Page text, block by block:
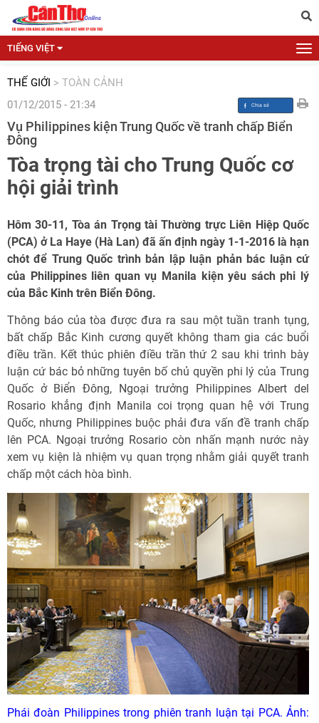
TIẾNG VIỆT
THẾ GIỚI > TOÀN CẢNH
01/12/2015 - 21:34
Vụ Philippines kiện Trung Quốc về tranh chấp Biển
Đông
Tòa trọng tài cho Trung Quốc cơ
hội giải trình
Hôm 30-11, Tòa án Trọng tài Thường trực Liên Hiệp Quốc
(PCA) ở La Haye (Hà Lan) đã ấn định ngày 1-1-2016 là hạn
chót để Trung Quốc trình bản lập luận phản bác luận cứ
của Philippines liên quan vụ Manila kiện yêu sách phi lý
của Bắc Kinh trên Biển Đông.
Thông báo của tòa được đưa ra sau một tuần tranh tụng,
bất chấp Bắc Kinh cương quyết không tham gia các buổi
điều trần. Kết thúc phiên điều trần thứ 2 sau khi trình bày
luận cứ bác bỏ những tuyên bố chủ quyền phi lý của Trung
Quốc ở Biển Đông, Ngoại trưởng Philippines Albert del
Rosario khẳng định Manila coi trọng quan hệ với Trung
Quốc, nhưng Philippines buộc phải đưa vấn đề tranh chấp
lên PCA. Ngoại trưởng Rosario còn nhấn mạnh nước này
xem vụ kiện là nhiệm vụ quan trọng nhằm giải quyết tranh
chấp một cách hòa bình.
Phái đoàn Philippines trong phiên tranh luận tại PCA. Ảnh: